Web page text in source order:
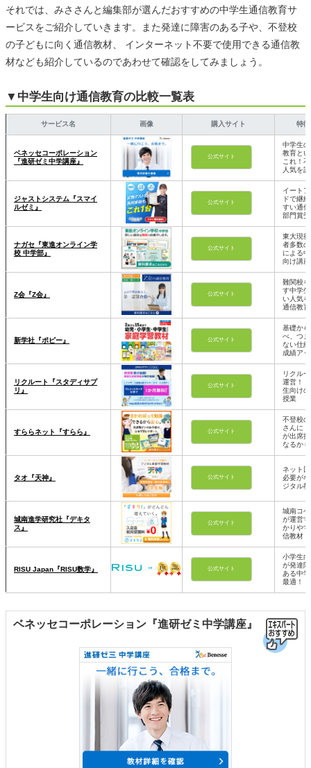
それでは、みささんと編集部が選んだおすすめの中学生通信教育サ
ービスをご紹介していきます。また発達に障害のある子や、不登校
の子どもに向く通信教材、 インターネット不要で使用できる通信教
材なども紹介しているのであわせて確認をしてみましょう。
▼中学生向け通信教育の比較一覧表
サービス名 画像 購入サイト 特徴
ベネッセコーポレーション
『進研ゼミ中学講座』
公式サイト
中学生
教育と
これ！
人気を
ジャストシステム『スマイ
ルゼミ』
公式サイト
イート
ドで継
すい通
部門賞
ナガセ『東進オンライン学
校 中学部』
公式サイト
東大現
者多数
による
向け講座
Z会『Z会』 公式サイト
難関校
す中学
い人気
通信教育
新学社『ポピー』 公式サイト
基礎か
べ、つ
ない仕
成績ア
リクルート『スタディサプ
リ』
公式サイト
リクル
運営！
生向け
授業
すららネット『すらら』 公式サイト
不登校
さんに
が出席
なるか
タオ『天神』 公式サイト
ネット
必要が
ジタル
城南進学研究社『デキタ
ス』
公式サイト
城南コ
が運営
かりや
信教材
RISU Japan『RISU数学』 公式サイト
小学生
が発達
ある中
最適！
ベネッセコーポレーション『進研ゼミ中学講座』